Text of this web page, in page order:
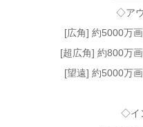
◇ア
[広角] 約5000万
[超広角] 約800万
[望遠] 約5000万
◇イ